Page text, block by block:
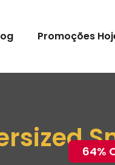
Promoções
64%